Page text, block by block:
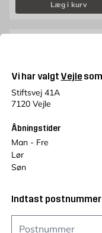
Vi har valgt Vejle
Stiftsvej 41A
7120 Vejle
Åbningstider
Man - Fre
Lør
Søn
Indtast postnummer
Læg i kurv
Stænkskærmplade
Dark Stone Uden